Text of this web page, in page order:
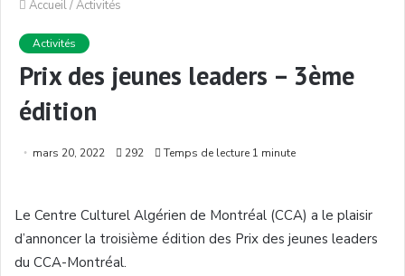
Accueil/Activités
Activités
Prix des jeunes leaders – 3ème
édition
mars 20, 2022 292 Temps de lecture 1 minute
Le Centre Culturel Algérien de Montréal (CCA) a le plaisir
d’annoncer la troisième édition des Prix des jeunes leaders
du CCA-Montréal.